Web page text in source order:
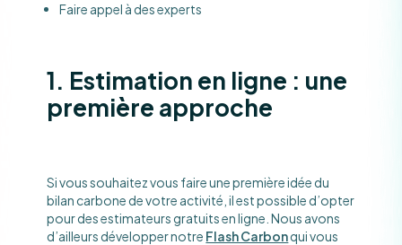
Faire appel à des experts
1. Estimation en ligne : une
première approche
Si vous souhaitez vous faire une première idée du
bilan carbone de votre activité, il est possible d’opter
pour des estimateurs gratuits en ligne. Nous avons
d’ailleurs développer notre Flash Carbonqui vous